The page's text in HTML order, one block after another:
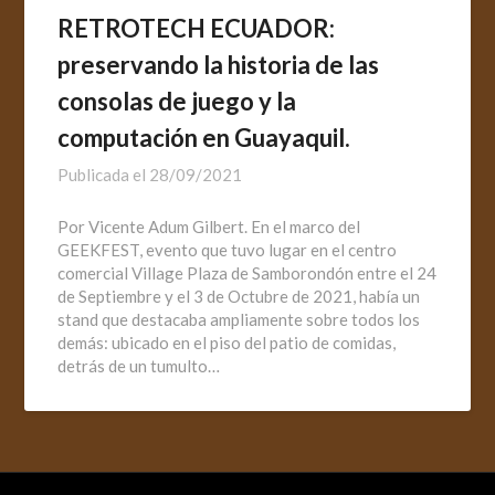
RETROTECH ECUADOR:
preservando la historia de las
consolas de juego y la
computación en Guayaquil.
Publicada el 28/09/2021
Por Vicente Adum Gilbert. En el marco del
GEEKFEST, evento que tuvo lugar en el centro
comercial Village Plaza de Samborondón entre el 24
de Septiembre y el 3 de Octubre de 2021, había un
stand que destacaba ampliamente sobre todos los
demás: ubicado en el piso del patio de comidas,
detrás de un tumulto…